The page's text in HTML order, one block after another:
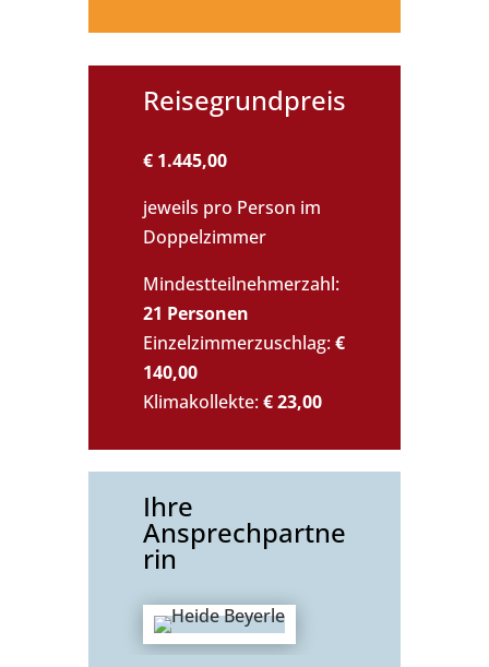
Reisegrundpreis
€ 1.445,00
jeweils pro Person im
Doppelzimmer
Mindestteilnehmerzahl:
21 Personen
Einzelzimmerzuschlag:€
140,00
Klimakollekte:€ 23,00
Ihre
Ansprechpartne
rin